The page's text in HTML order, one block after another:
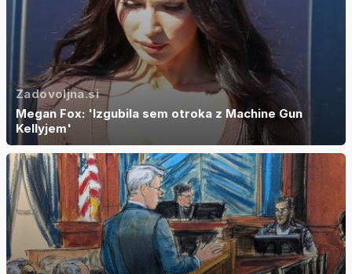
Zadovoljna.si
Megan Fox: 'Izgubila sem otroka z Machine Gun
Kellyjem'